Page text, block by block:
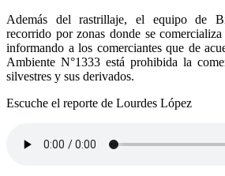
Además del rastrillaje, el equipo de
recorrido por zonas donde se
informando a los comerciantes que de
Ambiente N°1333 está prohibida la
silvestres y sus derivados.
Escuche el reporte de Lourdes López